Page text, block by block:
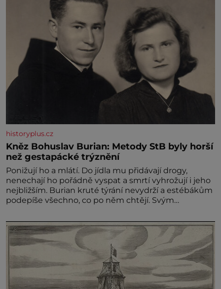
historyplus.cz
Kněz Bohuslav Burian: Metody StB byly horší
než gestapácké trýznění
Ponižují ho a mlátí. Do jídla mu přidávají drogy,
nenechají ho pořádně vyspat a smrtí vyhrožují i jeho
nejbližším. Burian kruté týrání nevydrží a estébákům
podepíše všechno, co po něm chtějí. Svým
výslechů nikdo nevyvíjel fyzický ani psychický nátlak.
Syn brněnského řezníka chce být knězem a